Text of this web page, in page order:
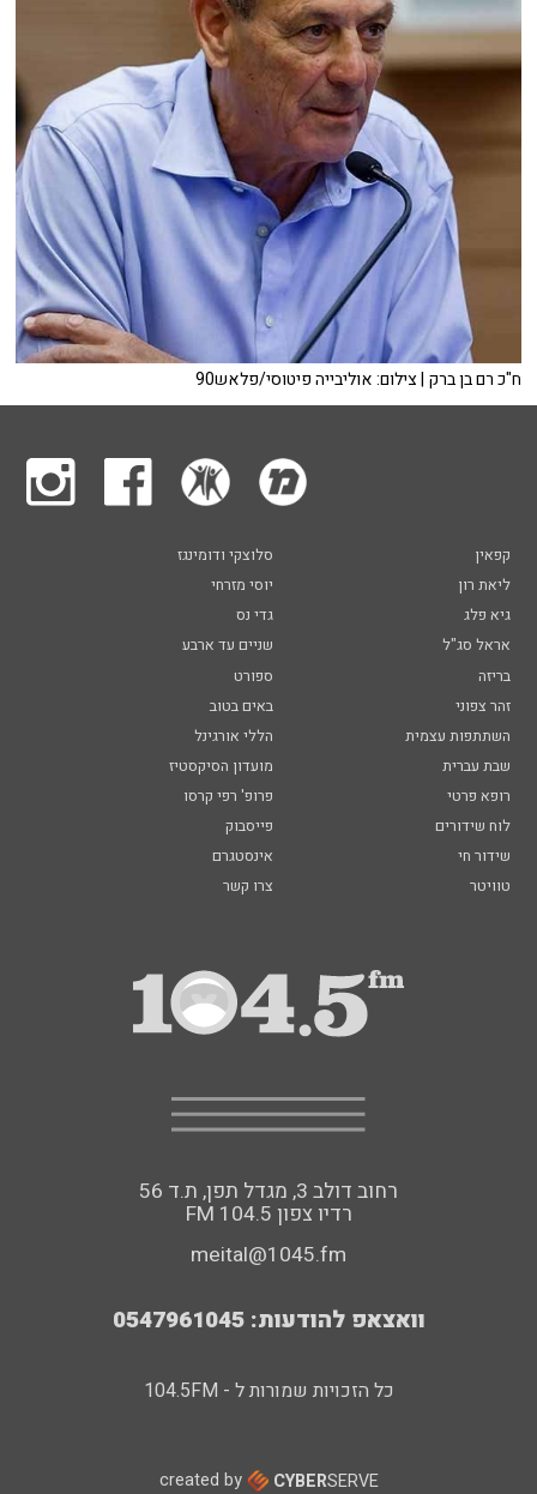
ח"כ רם בן ברק | צילום: אוליבייה פיטוסי/פלאש90
קפאין
סלוצקי ודומינגז
ליאת רון
יוסי מזרחי
גיא פלג
גדי נס
אראל סג"ל
שניים עד ארבע
בריזה
ספורט
זהר צפוני
באים בטוב
השתתפות עצמית
הללי אורגינל
שבת עברית
מועדון הסיקסטיז
רופא פרטי
פרופ' רפי קרסו
לוח שידורים
פייסבוק
שידור חי
אינסטגרם
טוויטר
צרו קשר
רחוב דולב 3, מגדל תפן, ת.ד 56
FM רדיו צפון 104.5
meital@1045.fm
וואצאפ להודעות: 0547961045
כל הזכויות שמורות ל - 104.5FM
created by CYBERSERVE